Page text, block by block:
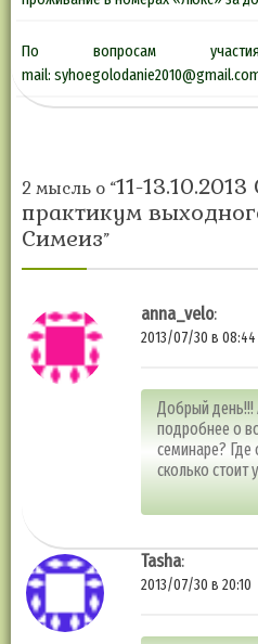
По вопросам
mail:
2 мысль о “11-
практикум
Симеиз”
anna_velo:
2013/07/30 в 08:44
Добрый день!!!
подробнее о
семинаре? Где
сколько стоит
Tasha:
2013/07/30 в 20:10